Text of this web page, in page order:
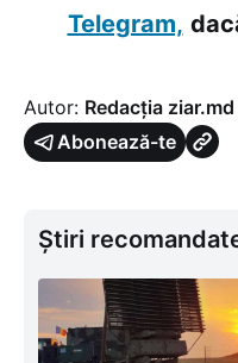
Telegram,
Autor: Redacția ziar.md
Abonează-te
Știri